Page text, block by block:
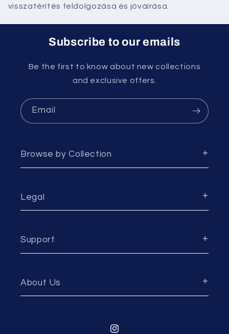
visszatérítés feldolgozása és jóváírása.
Subscribe to our emails
Be the first to know about new collections
and exclusive offers.
Email
Browse by Collection
Legal
Support
About Us